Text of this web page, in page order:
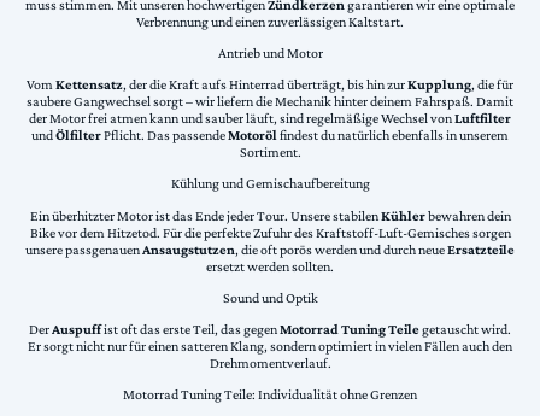
muss stimmen. Mit unseren hochwertigenZündkerzen garantieren wir eine optimale
Verbrennung und einen zuverlässigen Kaltstart.
Antrieb und Motor
VomKettensatz, der die Kraft aufs Hinterrad überträgt, bis hin zurKupplung, die für
saubere Gangwechsel sorgt – wir liefern die Mechanik hinter deinem Fahrspaß. Damit
der Motor frei atmen kann und sauber läuft, sind regelmäßige Wechsel vonLuftfilter
undÖlfilterPflicht. Das passendeMotorölfindest du natürlich ebenfalls in unserem
Sortiment.
Kühlung und Gemischaufbereitung
Ein überhitzter Motor ist das Ende jeder Tour. Unsere stabilenKühlerbewahren dein
Bike vor dem Hitzetod. Für die perfekte Zufuhr des Kraftstoff-Luft-Gemisches sorgen
unsere passgenauenAnsaugstutzen, die oft porös werden und durch neueErsatzteile
ersetzt werden sollten.
Sound und Optik
DerAuspuffist oft das erste Teil, das gegenMotorrad Tuning Teilegetauscht wird.
Er sorgt nicht nur für einen satteren Klang, sondern optimiert in vielen Fällen auch den
Drehmomentverlauf.
Motorrad Tuning Teile: Individualität ohne Grenzen